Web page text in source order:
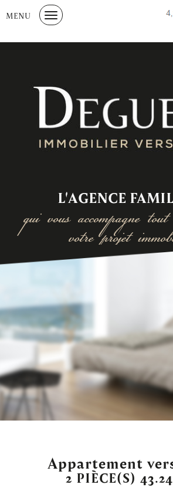
MENU
L'AGENCE
qui vous accompagne
votre projet
appartement
2 PIÈCE(S)